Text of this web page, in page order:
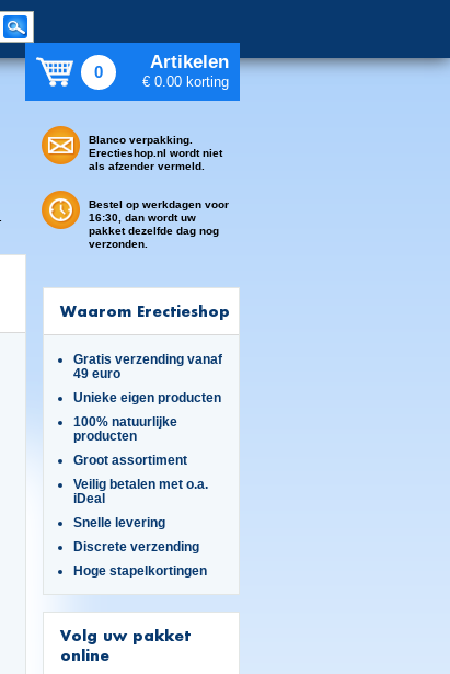
0 Artikelen
€ 0.00 korting
Blanco verpakking.
Erectieshop.nl wordt niet
als afzender vermeld.
Bestel op werkdagen voor
16:30, dan wordt uw
pakket dezelfde dag nog
verzonden.
Waarom Erectieshop
Gratis verzending vanaf
49 euro
Unieke eigen producten
100% natuurlijke
producten
Groot assortiment
Veilig betalen met o.a.
iDeal
Snelle levering
Discrete verzending
Hoge stapelkortingen
Volg uw pakket
online